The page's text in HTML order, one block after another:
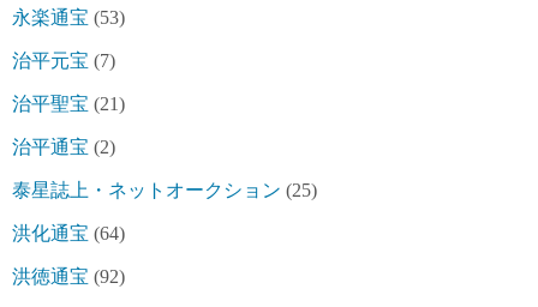
永楽通宝 (53)
治平元宝 (7)
治平聖宝 (21)
治平通宝 (2)
泰星誌上・ネットオークション (25)
洪化通宝 (64)
洪徳通宝 (92)